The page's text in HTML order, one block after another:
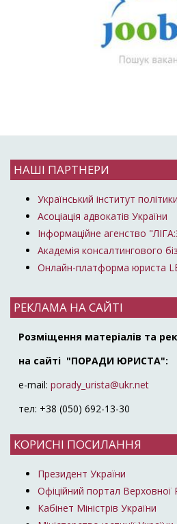
НАШІ ПАРТНЕРИ
Український інститут політики
Асоціація адвокатів України
Інформаційне агенство
Академія консалтингового
Онлайн-платформа юриста
РЕКЛАМА НА САЙТІ
Розміщення матеріалів та
на сайті "ПОРАДИ ЮРИСТА":
e-mail: porady_urista@ukr.net
тел: +38 (050) 692-13-30
КОРИСНІ ПОСИЛАННЯ
Президент України
Офіційний портал Верховної
Кабінет Міністрів України